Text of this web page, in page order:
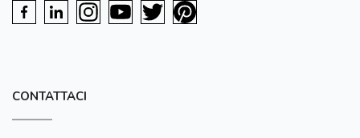
CONTATTACI